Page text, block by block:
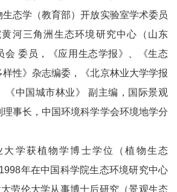
态学（教育部）开放实验室学术委员
河三角洲生态环境研究中心（山东
会 委员，《应用生态学报》、《生态
性》杂志编委，《北京林业大学学报
《中国城市林业》 副主编，国际景观
事长，中国环境科学学会环境地学分
大学获植物学博士学位（植物生态
年在中国科学院生态环境研究中心
劳伦大学从事博士后研究（景观生态